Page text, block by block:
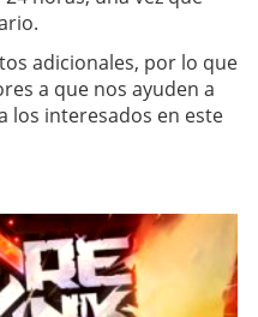
adicionales, por lo que
a que nos ayuden a
los interesados en este